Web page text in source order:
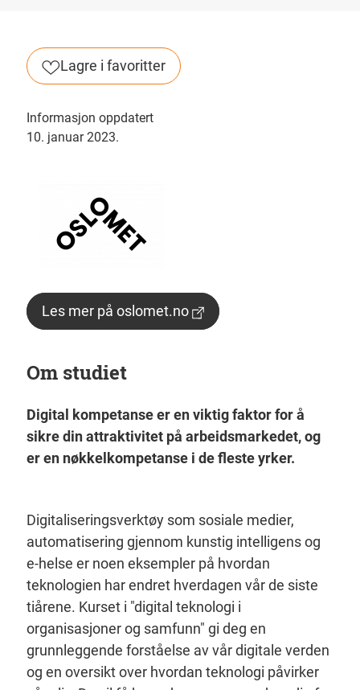
Lagre i favoritter
Informasjon oppdatert
10. januar 2023.
Les mer på oslomet.no
Om studiet
Digital kompetanse er en viktig faktor for å
sikre din attraktivitet på arbeidsmarkedet, og
er en nøkkelkompetanse i de fleste yrker.
Digitaliseringsverktøy som sosiale medier,
automatisering gjennom kunstig intelligens og
e-helse er noen eksempler på hvordan
teknologien har endret hverdagen vår de siste
tiårene. Kurset i "digital teknologi i
organisasjoner og samfunn" gi deg en
grunnleggende forståelse av vår digitale verden
og en oversikt over hvordan teknologi påvirker